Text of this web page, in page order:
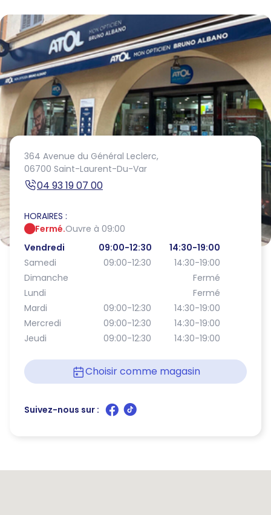
364 Avenue du Général Leclerc,
06700 Saint-Laurent-Du-Var
04 93 19 07 00
HORAIRES :
Fermé.Ouvre à 09:00
Vendredi
09:00-12:30
14:30-19:00
Samedi
09:00-12:30
14:30-19:00
Dimanche
Fermé
Lundi
Fermé
Mardi
09:00-12:30
14:30-19:00
Mercredi
09:00-12:30
14:30-19:00
Jeudi
09:00-12:30 14:30-19:00
Choisir comme magasin
Suivez-nous sur :